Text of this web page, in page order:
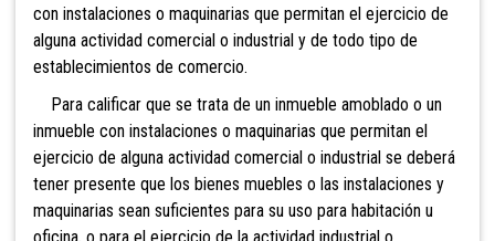
con instalaciones o maquinarias que permitan el ejercicio de
alguna actividad comercial o industrial y de todo tipo de
establecimientos de comercio.
Para calificar que se trata de un inmueble amoblado o un
inmueble con instalaciones o maquinarias que permitan el
ejercicio de alguna actividad comercial o industrial se deberá
tener presente que los bienes muebles o las instalaciones y
maquinarias sean suficientes para su uso para habitación u